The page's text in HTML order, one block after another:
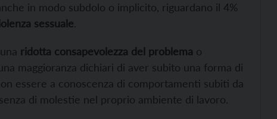
in modo subdolo o implicito, riguardano il 4%
sessuale.
ridotta consapevolezza del problema o
maggioranza dichiari di aver subito una forma di
essere a conoscenza di comportamenti subiti da
di molestie nel proprio ambiente di lavoro.